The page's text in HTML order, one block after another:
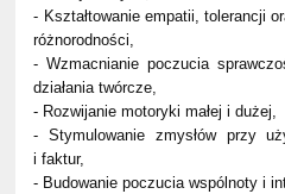
- Kształtowanie empatii, tolerancji
różnorodności,
- Wzmacnianie poczucia
działania twórcze,
- Rozwijanie motoryki małej i dużej,
- Stymulowanie zmysłów przy
i faktur,
- Budowanie poczucia wspólnoty i